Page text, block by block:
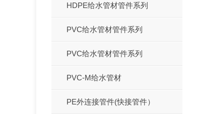
HDPE给水管材管件系列
PVC给水管材管件系列
PVC给水管材管件系列
PVC-M给水管材
PE外连接管件(快接管件）